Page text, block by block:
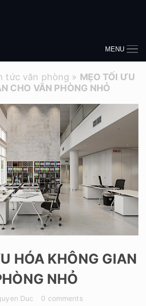
MENU
tức văn phòng » MẸO TỐI ƯU
CHO VĂN PHÒNG NHỎ
HÓA KHÔNG GIAN
NHỎ
Duc 0 comments